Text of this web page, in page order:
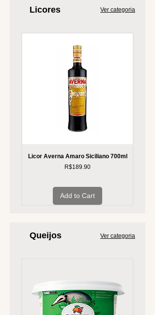
Licores
Licor Averna Amaro Siciliano 700ml
Price
R$189.90
Add to Cart
Ver categoria
Queijos Ver categoria